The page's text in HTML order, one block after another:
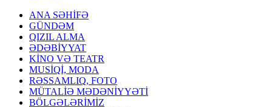
ANA SƏHİFƏ
GÜNDƏM
QIZIL ALMA
ƏDƏBİYYAT
KİNO VƏ TEATR
MUSİQİ, MODA
RƏSSAMLIQ, FOTO
MÜTALİƏ MƏDƏNİYYƏTİ
BÖLGƏLƏRİMİZ